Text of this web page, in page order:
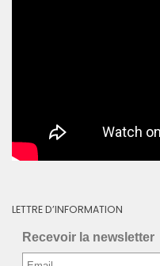
LETTRE D’INFORMATION
Recevoir la newsletter